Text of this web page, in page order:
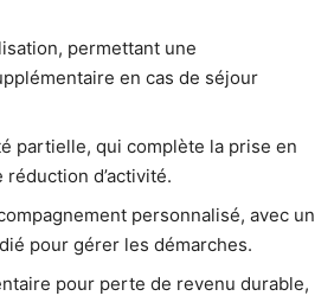
permettant une
en cas de séjour
partielle, qui complète la prise en
d’activité.
personnalisé, avec un
pour gérer les démarches.
pour perte de revenu durable,